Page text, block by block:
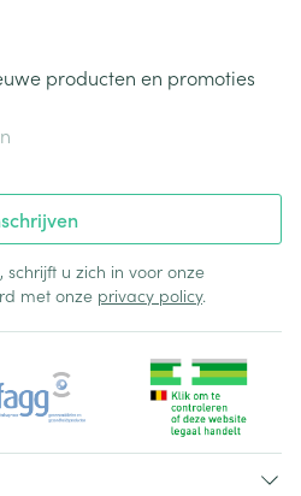
producten en promoties
schrijft u zich in voor onze
met onze privacy policy.